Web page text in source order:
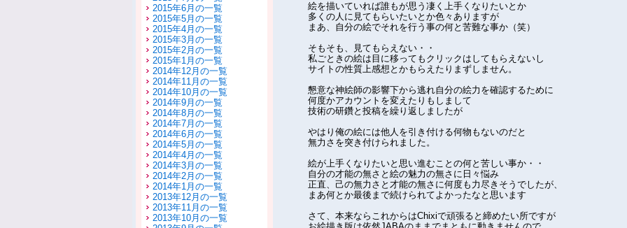
2015年6月の一覧
2015年5月の一覧
2015年4月の一覧
2015年3月の一覧
2015年2月の一覧
2015年1月の一覧
2014年12月の一覧
2014年11月の一覧
2014年10月の一覧
2014年9月の一覧
2014年8月の一覧
2014年7月の一覧
2014年6月の一覧
2014年5月の一覧
2014年4月の一覧
2014年3月の一覧
2014年2月の一覧
2014年1月の一覧
2013年12月の一覧
2013年11月の一覧
2013年10月の一覧
絵を描いていれば誰もが思う凄く上手くなりたいとか
多くの人に見てもらいたいとか色々ありますが
まあ、自分の絵でそれを行う事の何と苦難な事か（笑）
そもそも、見てもらえない・・
私ごときの絵は目に移ってもクリックはしてもらえないし
サイトの性質上感想とかもらえたりまずしません。
懇意な神絵師の影響下から逃れ自分の絵力を確認するために
何度かアカウントを変えたりもしまして
技術の研鑽と投稿を繰り返しましたが
やはり俺の絵には他人を引き付ける何物もないのだと
無力さを突き付けられました。
絵が上手くなりたいと思い進むことの何と苦しい事か・・
自分の才能の無さと絵の魅力の無さに日々悩み
正直、己の無力さと才能の無さに何度も力尽きそうでしたが、
まあ何とか最後まで続けられてよかったなと思います
さて、本来ならこれからはChixiで頑張ると締めたい所ですが